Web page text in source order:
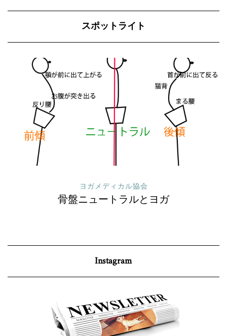
スポットライト
ヨガメディカル協会
骨盤ニュートラルとヨガ
Instagram